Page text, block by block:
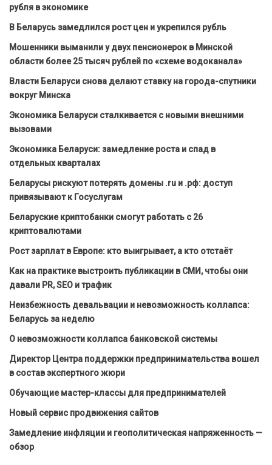
рубля в экономике
В Беларусь замедлился рост цен и укрепился рубль
Мошенники выманили у двух пенсионерок в Минской
области более 25 тысяч рублей по «схеме водоканала»
Власти Беларуси снова делают ставку на города-спутники
вокруг Минска
Экономика Беларуси сталкивается с новыми внешними
вызовами
Экономика Беларуси: замедление роста и спад в
отдельных кварталах
Беларусы рискуют потерять домены .ru и .рф: доступ
привязывают к Госуслугам
Беларуские криптобанки смогут работать с 26
криптовалютами
Рост зарплат в Европе: кто выигрывает, а кто отстаёт
Как на практике выстроить публикации в СМИ, чтобы они
давали PR, SEO и трафик
Неизбежность девальвации и невозможность коллапса:
Беларусь за неделю
О невозможности коллапса банковской системы
Директор Центра поддержки предпринимательства вошел
в состав экспертного жюри
Обучающие мастер-классы для предпринимателей
Новый сервис продвижения сайтов
Замедление инфляции и геополитическая напряженность —
обзор